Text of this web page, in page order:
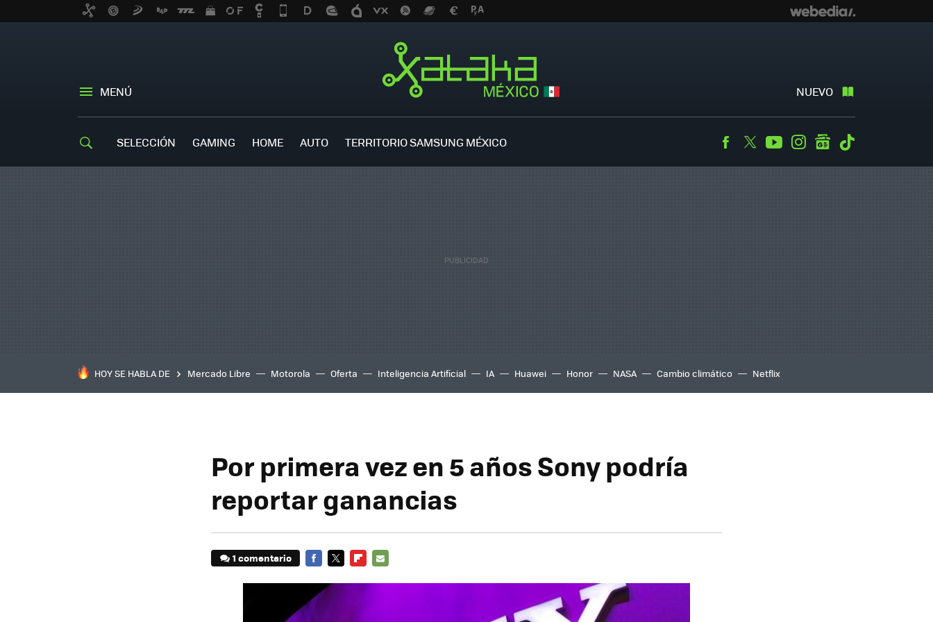
MENÚ NUEVO
SELECCIÓN GAMING HOME AUTO TERRITORIO SAMSUNG MÉXICO Facebook
TwitterYoutubeInstagramgooglenews
HOY SE HABLA DE Mercado Libre Motorola Oferta Inteligencia Artificial IA Huawei Honor NASA Cambio climático Netflix
Por primera vez en 5 años Sony podría
reportar ganancias
1 comentario